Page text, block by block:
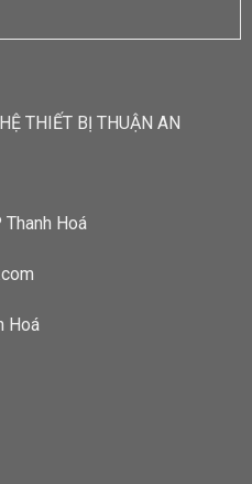
THIẾT BỊ THUẬN AN
Hoá
Hoá